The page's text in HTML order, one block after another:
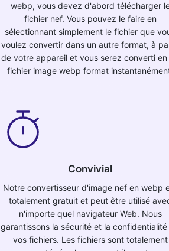
webp, vous devez d'abord télécharger
fichier nef. Vous pouvez le faire en
sélectionnant simplement le fichier que
voulez convertir dans un autre format, à
de votre appareil et vous serez converti en
fichier image webp format
Convivial
Notre convertisseur d'image nef en webp
totalement gratuit et peut être utilisé
n'importe quel navigateur Web. Nous
garantissons la sécurité et la
vos fichiers. Les fichiers sont totalement